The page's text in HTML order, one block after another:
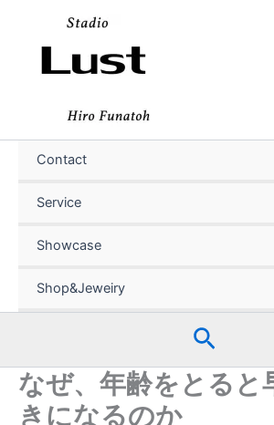
プ
Contact
Service
Showcase
Shop&Jeweiry
検
索
なぜ、年齢をとると
きになるのか